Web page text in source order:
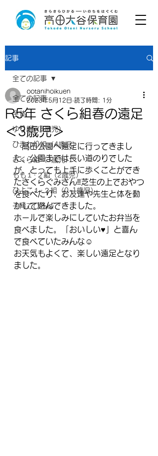
記事
全ての記事
全体
ゆり組（5歳児）
ひまわり組（4歳児）
さくら組（3歳児）
もも１･２組（2歳児）
ひよこ１･２組（0･1歳児）
子育てひろば
全ての記事
R5年 さくら組春の遠足
＜3歳児＞
ootanihoikuen
2023年5月12日 読了時間: 1分
高田公園へ遠足に行ってきまし
た。公園までは長い道のりでした
が、とっても上手に歩くことができ
たさくらぐみさん‼芝生の上でおやつ
を食べたり、お友達や先生と体を動
かして遊んできました。
ホールで楽しみにしていたお弁当を
食べました。「おいしい♥」と喜ん
で食べていたみんな☺
お天気もよくて、楽しい遠足となり
ました。